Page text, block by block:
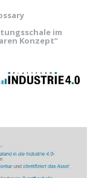
im
Konzept“